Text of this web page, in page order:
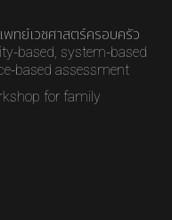
ทย์เวชศาสตร์ครอบครัว
based, system-based
based assessment
for family